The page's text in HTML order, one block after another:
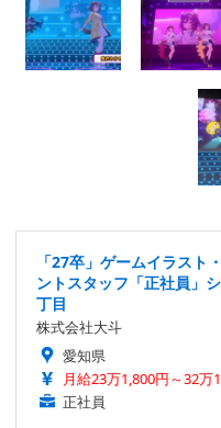
「27卒」ゲームイラスト
ントスタッフ「正社員」
丁目
株式会社大斗
愛知県
月給23万1,800円～32万
正社員